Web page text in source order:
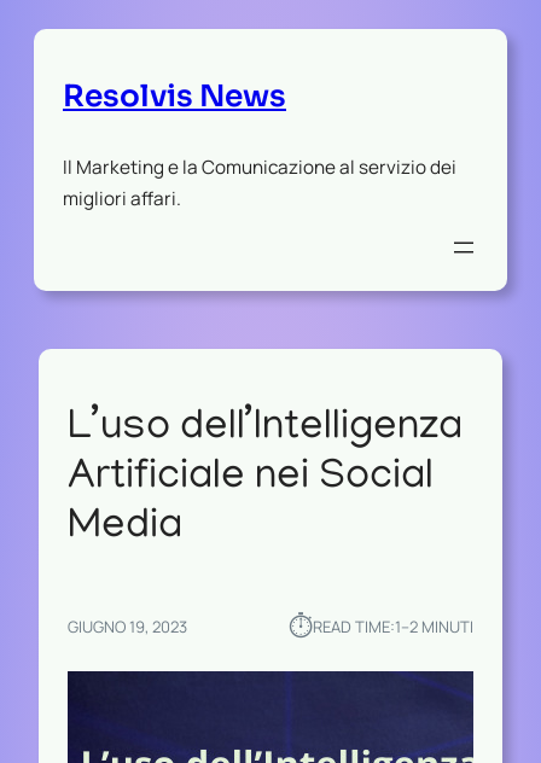
Resolvis News
Il Marketing e la Comunicazione al servizio dei
migliori affari.
L’uso dell’Intelligenza
Artificiale nei Social
Media
GIUGNO 19, 2023 ⏱︎READ TIME:1–2 MINUTI